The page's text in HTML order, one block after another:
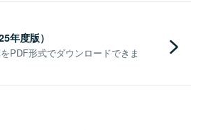
年度版）
PDF形式でダウンロードできま